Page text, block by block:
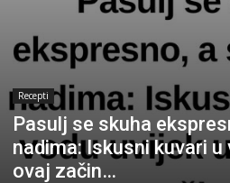
Recepti
Pasulj se skuha
nadima: Iskusni kuvari
ovaj začin…